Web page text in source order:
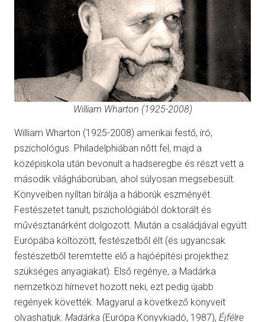
William Wharton (1925-2008)
William Wharton (1925-2008) amerikai festő, író,
pszichológus. Philadelphiában nőtt fel, majd a
középiskola után bevonult a hadseregbe és részt vett a
második világháborúban, ahol súlyosan megsebesült.
Könyveiben nyíltan bírálja a háborúk eszményét.
Festészetet tanult, pszichológiából doktorált és
művésztanárként dolgozott. Miután a családjával együtt
Európába költözött, festészetből élt (és ugyancsak
festészetből teremtette elő a hajóépítési projekthez
szükséges anyagiakat). Első regénye, a Madárka
nemzetközi hírnevet hozott neki, ezt pedig újabb
regények követték. Magyarul a következő könyveit
olvashatjuk: Madárka (Európa Könyvkiadó, 1987), Éjfélre